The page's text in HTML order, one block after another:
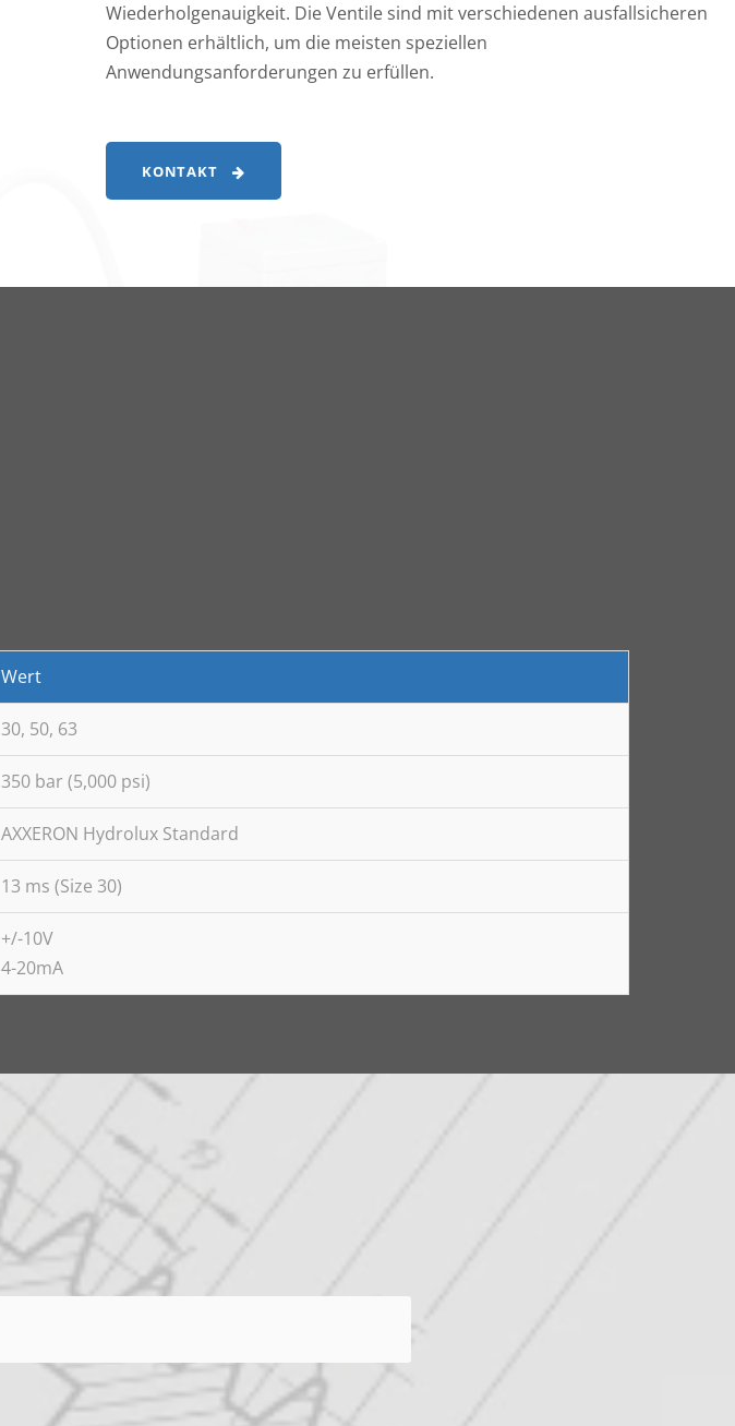
Wiederholgenauigkeit. Die Ventile sind mit verschiedenen ausfallsicheren
Optionen erhältlich, um die meisten speziellen
Anwendungsanforderungen zu erfüllen.
KONTAKT
Wert
30, 50, 63
350 bar (5,000 psi)
AXXERON Hydrolux Standard
13 ms (Size 30)
+/-10V
4-20mA